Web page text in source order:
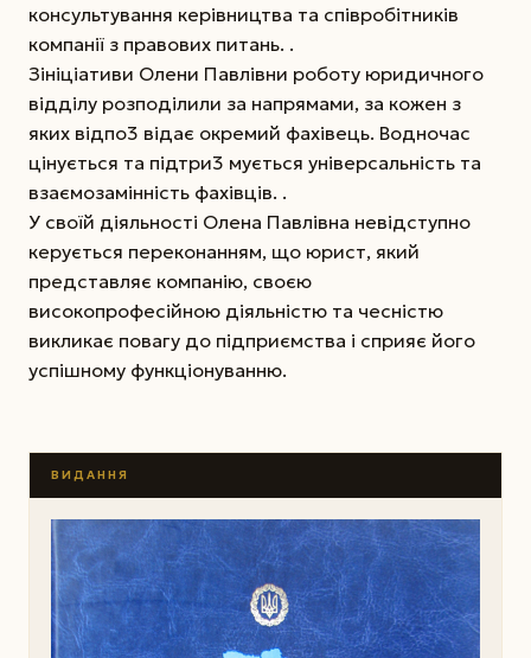
консультування керівництва та співробітників
компанії з правових питань. .
Зініціативи Олени Павлівни роботу юридичного
відділу розподілили за напрямами, за кожен з
яких відпо3 відає окремий фахівець. Водночас
цінується та підтри3 мується універсальність та
взаємозамінність фахівців. .
У своїй діяльності Олена Павлівна невідступно
керується переконанням, що юрист, який
представляє компанію, своєю
високопрофесійною діяльністю та чесністю
викликає повагу до підприємства і сприяє його
успішному функціонуванню.
ВИДАННЯ